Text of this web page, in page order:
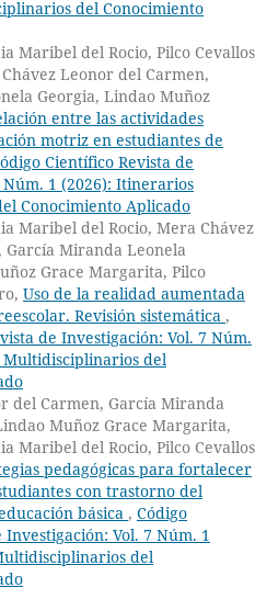
del Conocimiento
Maribel del Rocio, Pilco Cevallos
Leonor del Carmen,
Georgia, Lindao Muñoz
entre las actividades
motriz en estudiantes de
Científico Revista de
1 (2026): Itinerarios
Conocimiento Aplicado
Maribel del Rocio, Mera Chávez
Miranda Leonela
Grace Margarita, Pilco
Uso de la realidad aumentada
Revisión sistemática ,
de Investigación: Vol. 7 Núm.
del
del Carmen, García Miranda
Muñoz Grace Margarita,
Maribel del Rocio, Pilco Cevallos
pedagógicas para fortalecer
con trastorno del
básica , Código
Vol. 7 Núm. 1
del